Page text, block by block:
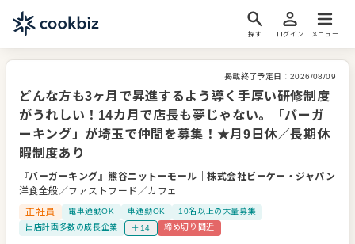
探す ログイン メニュー
掲載終了予定日： 2026/08/09
どんな方も3ヶ月で昇進するよう導く手厚い研修制度
がうれしい！14カ月で店長も夢じゃない。「バーガ
ーキング」が埼玉で仲間を募集！★月9日休／長期休
暇制度あり
『バーガーキング』熊谷ニットーモール ｜株式会社ビーケー・ジャパン
洋食全般／ファストフード／カフェ
正社員
電車通勤OK 車通勤OK
10名以上の大量募集
出店計画多数の成長企業
＋14 締め切り間近